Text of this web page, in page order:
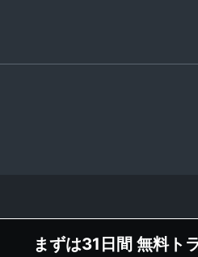
まずは31日間 無料ト